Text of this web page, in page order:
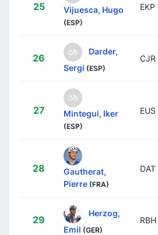
25
Vijuesca, Hugo
(ESP)
EKP
26
Darder,
Sergi (ESP)
CJR
27 Mintegui, Iker
(ESP)
EUS
28
Gautherat,
Pierre (FRA)
DAT
29
Herzog,
Emil (GER)
RBH